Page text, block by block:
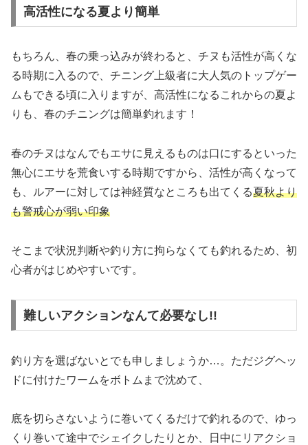
高活性になる夏より簡単
もちろん、春の乗っ込みが終わると、チヌも活性が高くな
る時期に入るので、チニング上級者に大人気のトップゲー
ムもできる頃に入りますが、高活性になるこれからの夏よ
りも、春のチニングは簡単釣れます！
春のチヌはなんでもエサに見えるものは口にするといった
無心にエサを荒食いする時期ですから、活性が高くなって
も、ルアーに対しては神経質なところも出てくる夏秋より
も警戒心が弱い印象
そこまで状況判断や釣り方に拘らなくても釣れるため、初
心者がはじめやすいです。
難しいアクションなんて必要なし!!
釣り方を選ばないとでも申しましょうか…。ただジグヘッ
ドに付けたワームをボトムまで沈めて、
底を切らさないように巻いてくるだけで釣れるので、ゆっ
くり巻いて途中でシェイクしたりとか、日中にリアクショ